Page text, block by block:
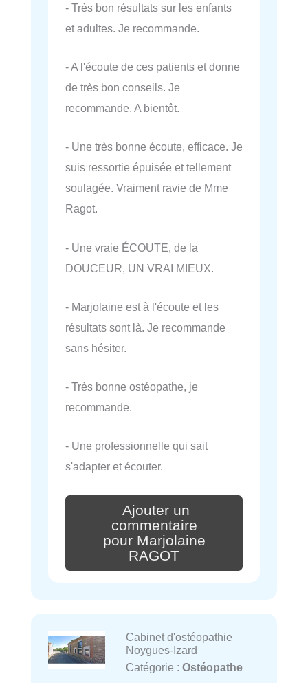
- Très bon résultats sur les enfants
et adultes. Je recommande.
- A l'écoute de ces patients et donne
de très bon conseils. Je
recommande. A bientôt.
- Une très bonne écoute, efficace. Je
suis ressortie épuisée et tellement
soulagée. Vraiment ravie de Mme
Ragot.
- Une vraie ÉCOUTE, de la
DOUCEUR, UN VRAI MIEUX.
- Marjolaine est à l'écoute et les
résultats sont là. Je recommande
sans hésiter.
- Très bonne ostéopathe, je
recommande.
- Une professionnelle qui sait
s'adapter et écouter.
Ajouter un
commentaire
pour Marjolaine
RAGOT
Cabinet d'ostéopathie
Noygues-Izard
Catégorie : Ostéopathe